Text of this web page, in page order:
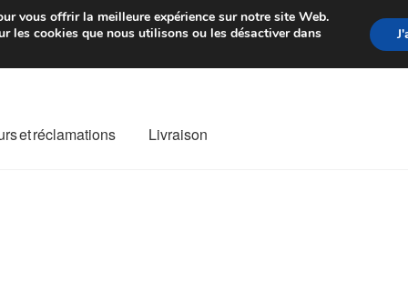
de 7 EUR Du lundi au
et réclamations Livraison
vous offrir la meilleure expérience sur notre site Web.
les cookies que nous utilisons ou les désactiver dans